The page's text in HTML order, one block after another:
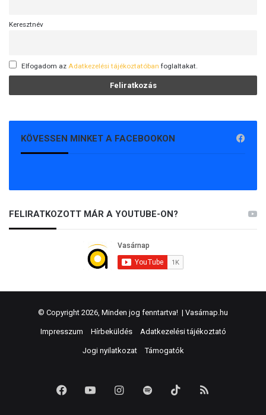
Keresztnév
Elfogadom az Adatkezelési tájékoztatóban foglaltakat.
KÖVESSEN MINKET A FACEBOOKON
FELIRATKOZOTT MÁR A YOUTUBE-ON?
© Copyright 2026, Minden jog fenntartva! | Vasárnap.hu
Impresszum Hírbeküldés Adatkezelési tájékoztató
Jogi nyilatkozat Támogatók
FacebookYouTubeInstagram
Spotify TikTok